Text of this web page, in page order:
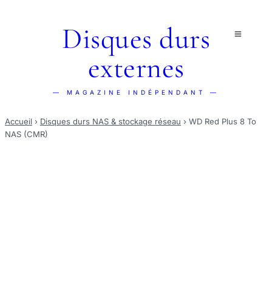
Disques durs
externes
— MAGAZINE INDÉPENDANT —
Accueil › Disques durs NAS & stockage réseau › WD Red Plus 8 To
NAS (CMR)